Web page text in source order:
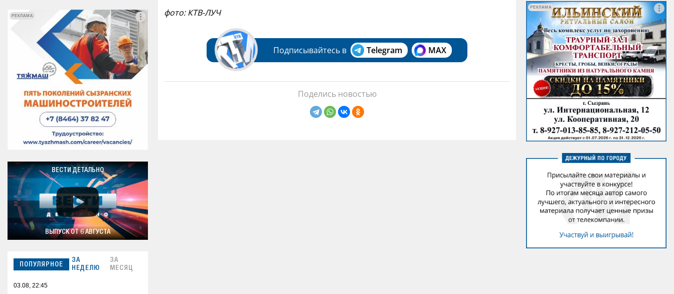
РЕКЛАМА РЕКЛАМА
ВЕСТИ ДЕТАЛЬНО
ВЫПУСК ОТ 6 АВГУСТА
ПОПУЛЯРНОЕ
ЗА
НЕДЕЛЮ
ЗА
МЕСЯЦ
03.08, 22:45
фото: КТВ-ЛУЧ
Подписывайтесь в Telegram MAX
Поделись новостью
РЕКЛАМА